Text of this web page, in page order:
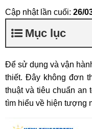
Cập nhật lần cuối: 26/
Mục lục
Để sử dụng và vận
thiết. Đây không đơn
thuật và tiêu chuẩn an
tìm hiểu về hiện tượng